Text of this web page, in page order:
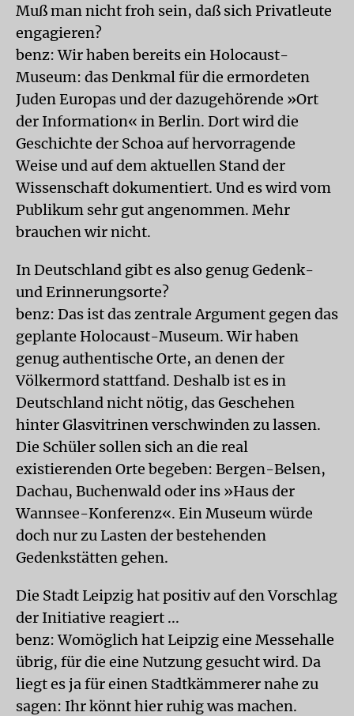
Muß man nicht froh sein, daß sich Privatleute
engagieren?
benz: Wir haben bereits ein Holocaust-
Museum: das Denkmal für die ermordeten
Juden Europas und der dazugehörende »Ort
der Information« in Berlin. Dort wird die
Geschichte der Schoa auf hervorragende
Weise und auf dem aktuellen Stand der
Wissenschaft dokumentiert. Und es wird vom
Publikum sehr gut angenommen. Mehr
brauchen wir nicht.
In Deutschland gibt es also genug Gedenk-
und Erinnerungsorte?
benz: Das ist das zentrale Argument gegen das
geplante Holocaust-Museum. Wir haben
genug authentische Orte, an denen der
Völkermord stattfand. Deshalb ist es in
Deutschland nicht nötig, das Geschehen
hinter Glasvitrinen verschwinden zu lassen.
Die Schüler sollen sich an die real
existierenden Orte begeben: Bergen-Belsen,
Dachau, Buchenwald oder ins »Haus der
Wannsee-Konferenz«. Ein Museum würde
doch nur zu Lasten der bestehenden
Gedenkstätten gehen.
Die Stadt Leipzig hat positiv auf den Vorschlag
der Initiative reagiert ...
benz: Womöglich hat Leipzig eine Messehalle
übrig, für die eine Nutzung gesucht wird. Da
liegt es ja für einen Stadtkämmerer nahe zu
sagen: Ihr könnt hier ruhig was machen.